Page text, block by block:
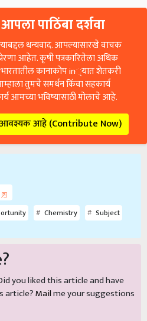
पाठिंबा दर्शवा
धन्यवाद. आपल्यासारखे वाचक
आहेत. कृषी पत्रकारितेला अधिक
कानाकोप in्यात शेतकरी
तुमचे समर्थन किंवा सहकार्य
भविष्यासाठी मोलाचे आहे.
आहे (Contribute Now)
Chemistry Subject
you liked this article and have
article?Mailme your suggestions